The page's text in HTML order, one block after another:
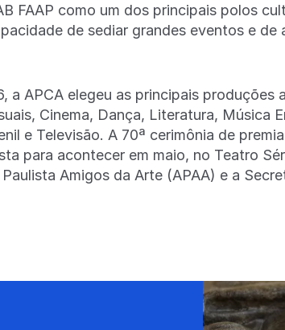
FAAP como um dos principais polos
de sediar grandes eventos e
a APCA elegeu as principais produções
Cinema, Dança, Literatura, Música
e Televisão. A 70ª cerimônia de
para acontecer em maio, no Teatro
Amigos da Arte (APAA) e a